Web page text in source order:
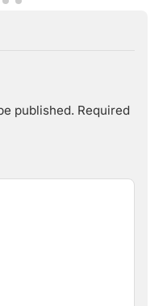
published. Required